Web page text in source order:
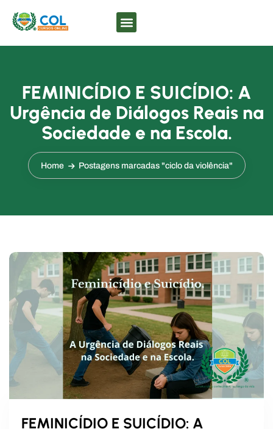
FEMINICÍDIO E SUICÍDIO: A
Urgência de Diálogos Reais na
Sociedade e na Escola.
Home Postagens marcadas "ciclo da violência"
FEMINICÍDIO E SUICÍDIO: A